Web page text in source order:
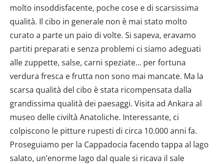
molto insoddisfacente, poche cose e di scarsissima
qualità. Il cibo in generale non è mai stato molto
curato a parte un paio di volte. Si sapeva, eravamo
partiti preparati e senza problemi ci siamo adeguati
alle zuppette, salse, carni speziate… per fortuna
verdura fresca e frutta non sono mai mancate. Ma la
scarsa qualità del cibo è stata ricompensata dalla
grandissima qualità dei paesaggi. Visita ad Ankara al
museo delle civiltà Anatoliche. Interessante, ci
colpiscono le pitture rupesti di circa 10.000 anni fa.
Proseguiamo per la Cappadocia facendo tappa al lago
salato, un’enorme lago dal quale si ricava il sale